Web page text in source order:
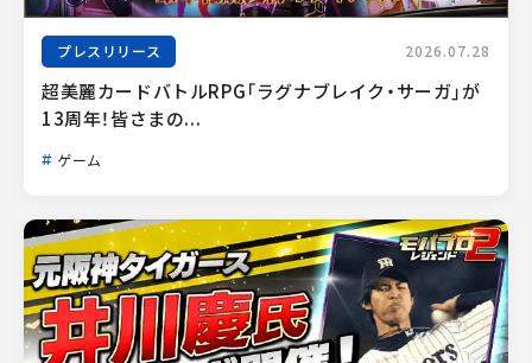
プレスリリース 2026.07.28
超美麗カードバトルRPG「ラグナブレイク・サーガ」が
13周年！皆さまの...
ゲーム